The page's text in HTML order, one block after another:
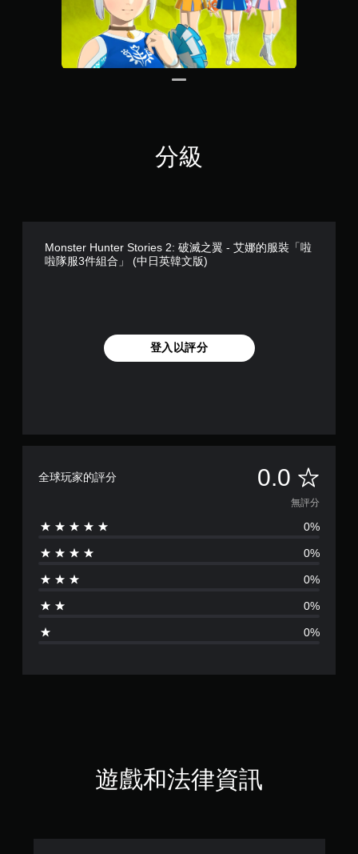
分級
Monster Hunter Stories 2: 破滅之翼 - 艾娜的服裝「啦
啦隊服3件組合」 (中日英韓文版)
登入以評分
全球玩家的評分 0.0 無
評
分
無評分
0%
0%
0%
0%
0%
遊戲和法律資訊